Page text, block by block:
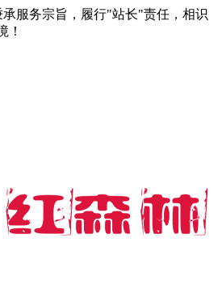
服务宗旨，履行"站长"责任，相识
！